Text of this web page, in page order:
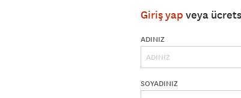
Giriş yap veya
ADINIZ
SOYADINIZ